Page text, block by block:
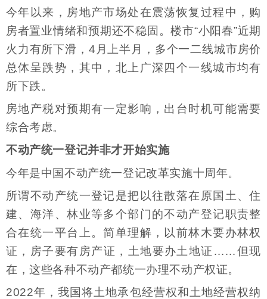
今年以来，房地产市场处在震荡恢复过程中，购
房者置业情绪和预期还不稳固。楼市“小阳春”近期
火力有所下滑，4月上半月，多个一二线城市房价
总体呈跌势，其中，北上广深四个一线城市均有
所下跌。
房地产税对预期有一定影响，出台时机可能需要
综合考虑。
不动产统一登记并非才开始实施
今年是中国不动产统一登记改革实施十周年。
所谓不动产统一登记是把以往散落在原国土、住
建、海洋、林业等多个部门的不动产登记职责整
合在统一平台上。简单理解，以前林木要办林权
证，房子要有房产证，土地要办土地证……但现
在，这些各种不动产都统一办理不动产权证。
2022年，我国将土地承包经营权和土地经营权纳